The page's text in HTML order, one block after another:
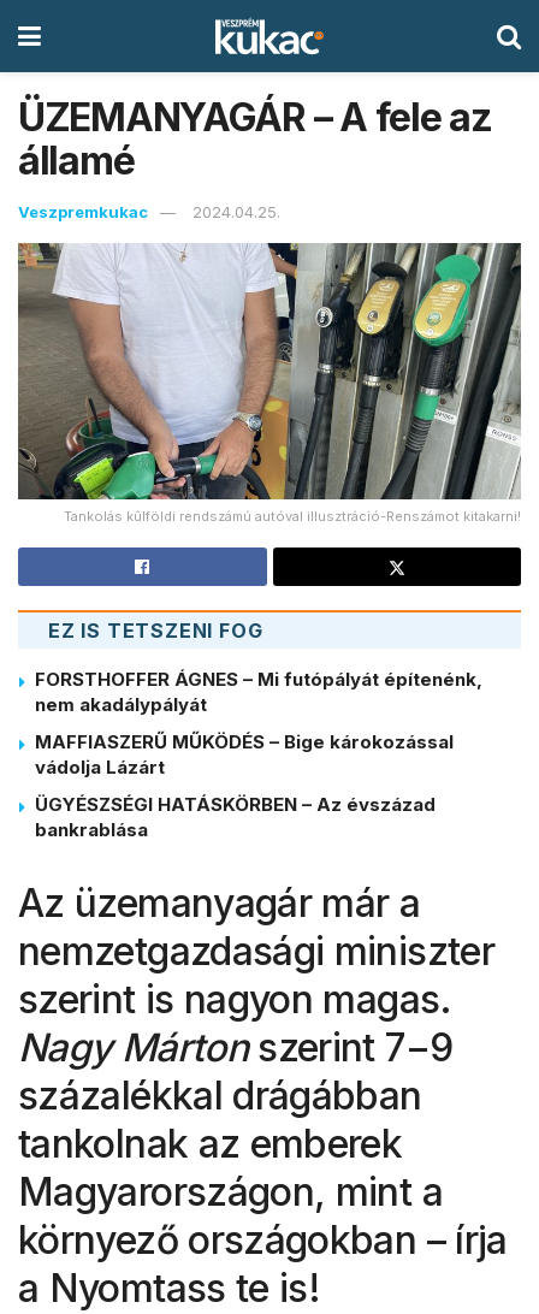
ÜZEMANYAGÁR – A fele az
államé
Veszpremkukac 2024.04.25.
Tankolás kûlföldi rendszámú autóval illusztráció-Renszámot kitakarni!
EZ IS TETSZENI FOG
FORSTHOFFER ÁGNES – Mi futópályát építenénk,
nem akadálypályát
MAFFIASZERŰ MŰKÖDÉS – Bige károkozással
vádolja Lázárt
ÜGYÉSZSÉGI HATÁSKÖRBEN – Az évszázad
bankrablása
Az üzemanyagár már a
nemzetgazdasági miniszter
szerint is nagyon magas.
Nagy Mártonszerint 7−9
százalékkal drágábban
tankolnak az emberek
Magyarországon, mint a
környező országokban – írja
a Nyomtass te is!